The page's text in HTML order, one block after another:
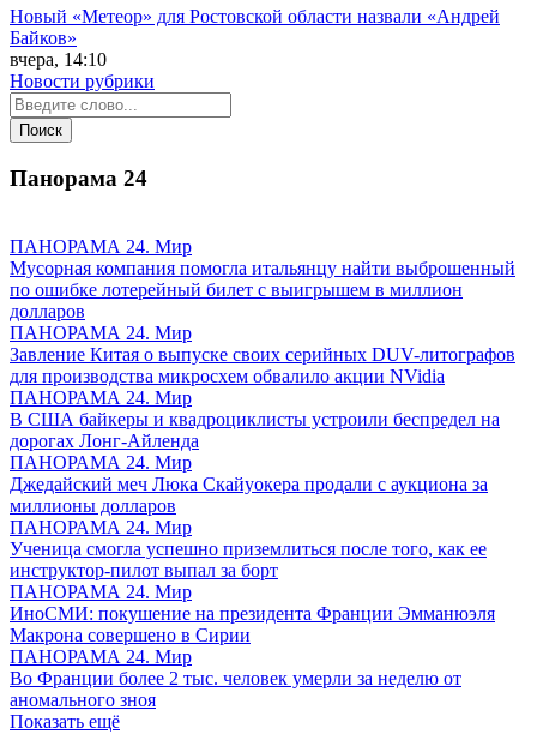
Новый «Метеор» для Ростовской области назвали «Андрей
Байков»
вчера, 14:10
Новости рубрики
Панорама 24
ПАНОРАМА 24. Мир
Мусорная компания помогла итальянцу найти выброшенный
по ошибке лотерейный билет с выигрышем в миллион
долларов
ПАНОРАМА 24. Мир
Завление Китая о выпуске своих серийных DUV-литографов
для производства микросхем обвалило акции NVidia
ПАНОРАМА 24. Мир
В США байкеры и квадроциклисты устроили беспредел на
дорогах Лонг-Айленда
ПАНОРАМА 24. Мир
Джедайский меч Люка Скайуокера продали с аукциона за
миллионы долларов
ПАНОРАМА 24. Мир
Ученица смогла успешно приземлиться после того, как ее
инструктор-пилот выпал за борт
ПАНОРАМА 24. Мир
ИноСМИ: покушение на президента Франции Эмманюэля
Макрона совершено в Сирии
ПАНОРАМА 24. Мир
Во Франции более 2 тыс. человек умерли за неделю от
аномального зноя
Показать ещё